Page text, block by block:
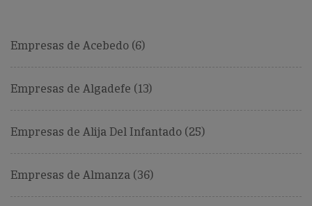
Empresas de Acebedo (6)
Empresas de Algadefe (13)
Empresas de Alija Del Infantado (25)
Empresas de Almanza (36)